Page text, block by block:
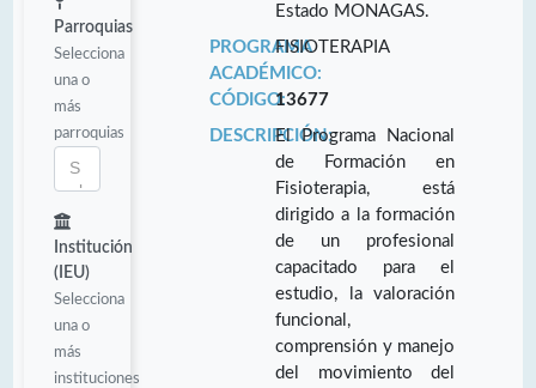
Parroquias
Selecciona
una o
más
parroquias
Institución
(IEU)
Selecciona
una o
más
instituciones
Estado MONAGAS.
PROGRAMA
ACADÉMICO:
FISIOTERAPIA
CÓDIGO:13677
DESCRIPCIÓN:El Programa Nacional
de Formación en
Fisioterapia, está
dirigido a la formación
de un profesional
capacitado para el
estudio, la valoración
funcional,
comprensión y manejo
del movimiento del